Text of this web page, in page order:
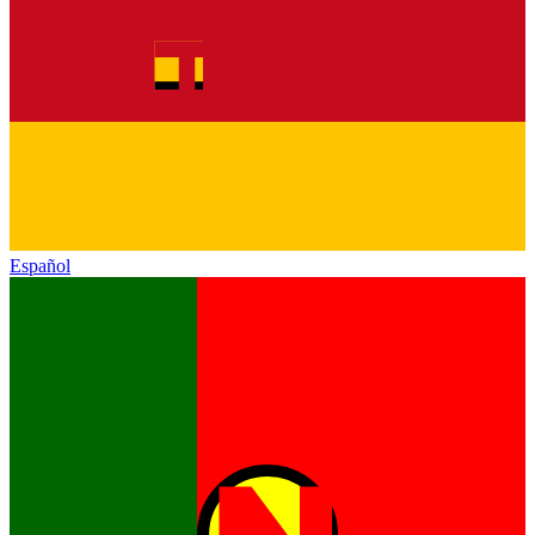
Español